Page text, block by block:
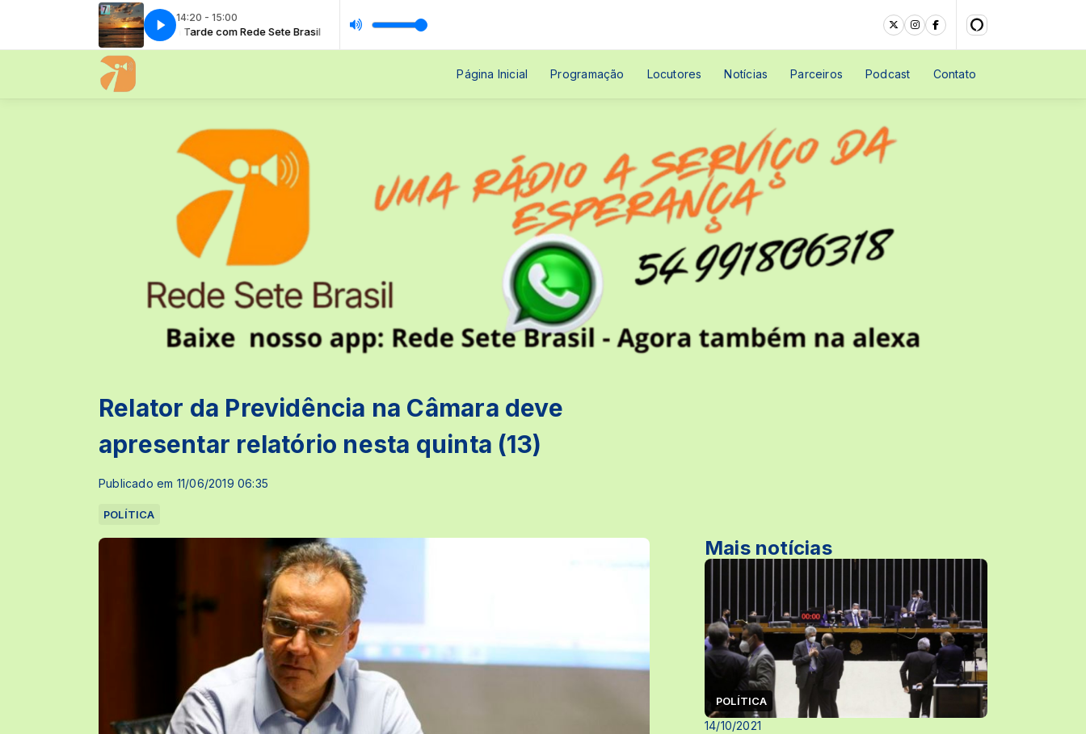
14:20 - 15:00
A Sua Tarde com Rede Sete Brasil A Sua Tarde com Rede Sete Brasil
Página Inicial Programação Locutores Notícias Parceiros Podcast Contato
Relator da Previdência na Câmara deve
apresentar relatório nesta quinta (13)
Publicado em 11/06/2019 06:35
POLÍTICA
Mais notícias
POLÍTICA
14/10/2021